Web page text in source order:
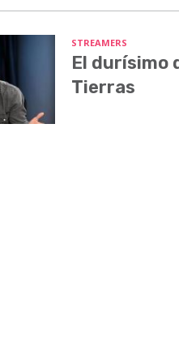
STREAMERS
El durísimo
Tierras